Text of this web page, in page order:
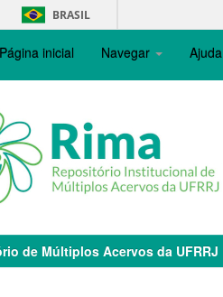
BRASIL
inicial Navegar Ajuda
de Múltiplos Acervos da UFRRJ